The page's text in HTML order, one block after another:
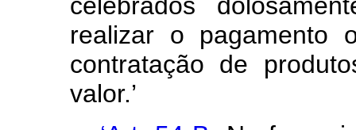
realizar o pagamento
contratação de
valor.’